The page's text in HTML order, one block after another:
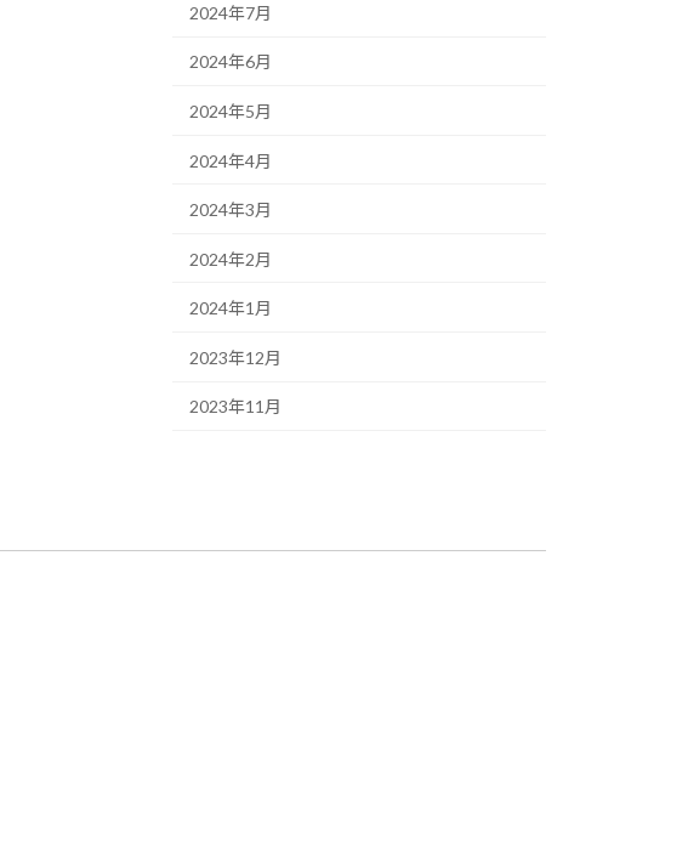
2024年7月
2024年6月
2024年5月
2024年4月
2024年3月
2024年2月
2024年1月
2023年12月
2023年11月